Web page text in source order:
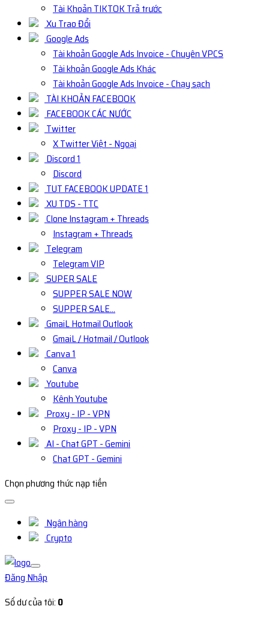
Tài Khoản TIKTOK Trả trước
Xu Trao Đổi
Google Ads
Tài khoản Google Ads Invoice - Chuyên VPCS
Tài khoản Google Ads Khác
Tài khoản Google Ads Invoice - Chạy sạch
TÀI KHOẢN FACEBOOK
FACEBOOK CÁC NƯỚC
Twitter
X Twitter Việt - Ngoại
Discord 1
Discord
TUT FACEBOOK UPDATE 1
XU TDS - TTC
Clone Instagram + Threads
Instagram + Threads
Telegram
Telegram VIP
SUPER SALE
SUPPER SALE NOW
SUPPER SALE...
GmaiL Hotmail Outlook
GmaiL / Hotmail / Outlook
Canva 1
Canva
Youtube
Kênh Youtube
Proxy - IP - VPN
Proxy - IP - VPN
AI - Chat GPT - Gemini
Chat GPT - Gemini
Chọn phương thức nạp tiền
Ngân hàng
Crypto
Đăng Nhập
Số dư của tôi: 0